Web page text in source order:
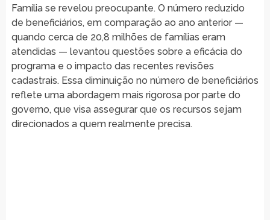
Família se revelou preocupante. O número reduzido
de beneficiários, em comparação ao ano anterior —
quando cerca de 20,8 milhões de famílias eram
atendidas — levantou questões sobre a eficácia do
programa e o impacto das recentes revisões
cadastrais. Essa diminuição no número de beneficiários
reflete uma abordagem mais rigorosa por parte do
governo, que visa assegurar que os recursos sejam
direcionados a quem realmente precisa.